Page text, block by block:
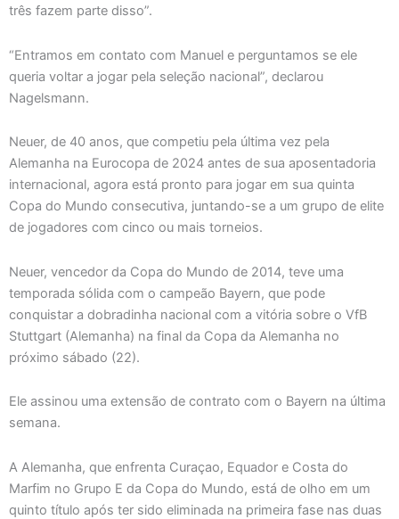
três fazem parte disso”.
“Entramos em contato com Manuel e perguntamos se ele
queria voltar a jogar pela seleção nacional”, declarou
Nagelsmann.
Neuer, de 40 anos, que competiu pela última vez pela
Alemanha na Eurocopa de 2024 antes de sua aposentadoria
internacional, agora está pronto para jogar em sua quinta
Copa do Mundo consecutiva, juntando-se a um grupo de elite
de jogadores com cinco ou mais torneios.
Neuer, vencedor da Copa do Mundo de 2014, teve uma
temporada sólida com o campeão Bayern, que pode
conquistar a dobradinha nacional com a vitória sobre o VfB
Stuttgart (Alemanha) na final da Copa da Alemanha no
próximo sábado (22).
Ele assinou uma extensão de contrato com o Bayern na última
semana.
A Alemanha, que enfrenta Curaçao, Equador e Costa do
Marfim no Grupo E da Copa do Mundo, está de olho em um
quinto título após ter sido eliminada na primeira fase nas duas